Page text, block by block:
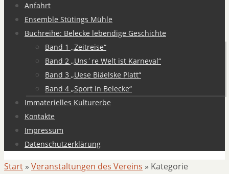
Anfahrt
Ensemble Stütings Mühle
Buchreihe: Belecke lebendige Geschichte
Band 1 „Zeitreise“
Band 2 „Uns´re Welt ist Karneval“
Band 3 „Uese Biäelske Platt“
Band 4 „Sport in Belecke“
Immaterielles Kulturerbe
Kontakte
Impressum
Datenschutzerklärung
Start » Veranstaltungen des Vereins » Kategorie